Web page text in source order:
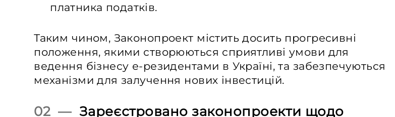
платника податків.
Таким чином, Законопроект містить досить прогресивні
положення, якими створюються сприятливі умови для
ведення бізнесу е-резидентами в Україні, та забезпечуються
механізми для залучення нових інвестицій.
02 — Зареєстровано законопроекти щодо